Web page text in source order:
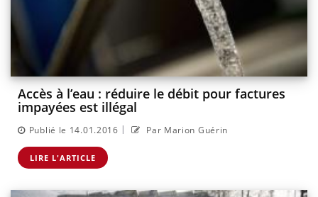
Accès à l’eau : réduire le débit pour factures
impayées est illégal
Publié le 14.01.2016 | Par Marion Guérin
LIRE L'ARTICLE